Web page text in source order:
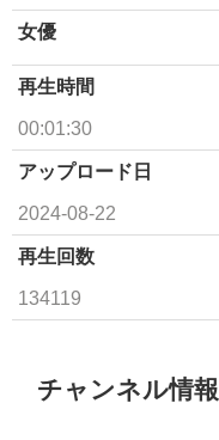
女優
再生時間
00:01:30
アップロード日
2024-08-22
再生回数
134119
チャンネル情報